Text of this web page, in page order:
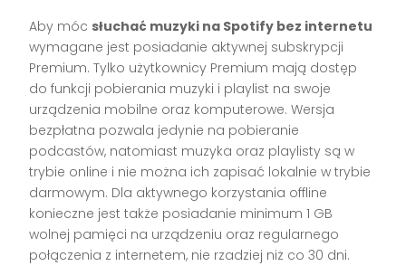
Aby móc słuchać muzyki na Spotify bez internetu
wymagane jest posiadanie aktywnej subskrypcji
Premium. Tylko użytkownicy Premium mają dostęp
do funkcji pobierania muzyki i playlist na swoje
urządzenia mobilne oraz komputerowe. Wersja
bezpłatna pozwala jedynie na pobieranie
podcastów, natomiast muzyka oraz playlisty są w
trybie online i nie można ich zapisać lokalnie w trybie
darmowym. Dla aktywnego korzystania offline
konieczne jest także posiadanie minimum 1 GB
wolnej pamięci na urządzeniu oraz regularnego
połączenia z internetem, nie rzadziej niż co 30 dni.